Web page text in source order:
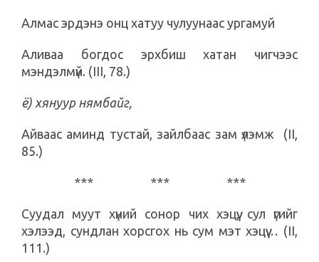
Алмас эрдэнэ онц хатуу чулуунаас ургамуй
Аливаа богдос эрхбиш хатан чигчээс
мэндэлмүй. (III, 78.)
ё) хянуур нямбайг,
Айваас аминд тустай, зайлбаас зам үлэмж (II,
85.)
*** *** ***
Суудал муут хүний сонор чих хэцүү, сул үгийг
хэлээд, сундлан хорсгох нь сум мэт хэцүү… (II,
111.)